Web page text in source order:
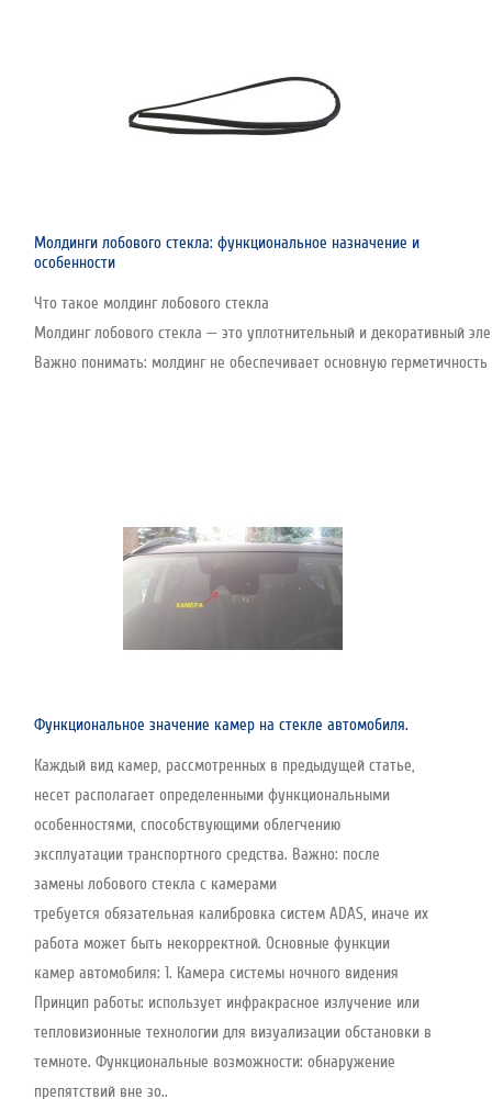
Молдинги лобового стекла: функциональное назначение и
особенности
Что такое молдинг лобового стекла
Молдинг лобового стекла — это уплотнительный и декоративный
Важно понимать: молдинг не обеспечивает основную
Функциональное значение камер на стекле автомобиля.
Каждый вид камер, рассмотренных в предыдущей статье,
несет располагает определенными функциональными
особенностями, способствующими облегчению
эксплуатации транспортного средства. Важно: после
замены лобового стекла с камерами
требуется обязательная калибровка систем ADAS, иначе их
работа может быть некорректной. Основные функции
камер автомобиля: 1. Камера системы ночного видения
Принцип работы: использует инфракрасное излучение или
тепловизионные технологии для визуализации обстановки в
темноте. Функциональные возможности: обнаружение
препятствий вне зо..